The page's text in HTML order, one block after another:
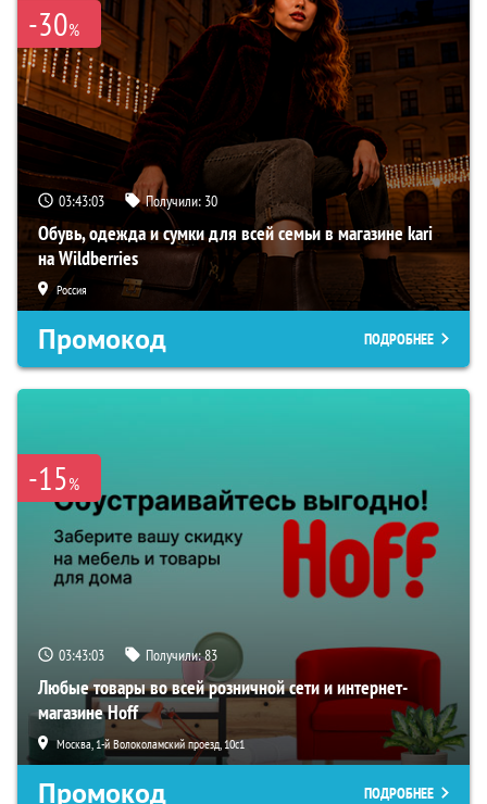
-30%
03:43:02 Получили: 30
Обувь, одежда и сумки для всей семьи в магазине kari
на Wildberries
Россия
Промокод ПОДРОБНЕЕ
-15%
03:43:02 Получили:83
Любые товары во всей розничной сети и интернет-
магазине Hoff
Москва, 1-й Волоколамский проезд, 10с1
Промокод ПОДРОБНЕЕ